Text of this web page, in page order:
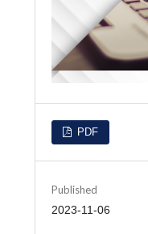
PDF
Published
2023-11-06